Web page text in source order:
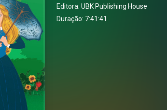
Editora: UBK Publishing House
Duração: 7:41:41